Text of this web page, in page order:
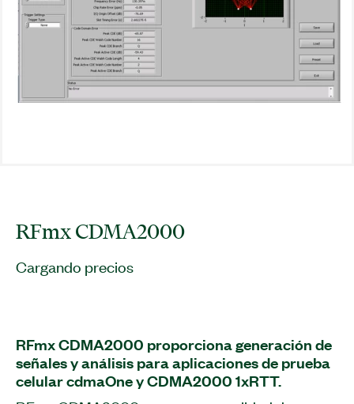
RFmx CDMA2000
Cargando precios
RFmx CDMA2000 proporciona generación de
señales y análisis para aplicaciones de prueba
celular cdmaOne y CDMA2000 1xRTT.